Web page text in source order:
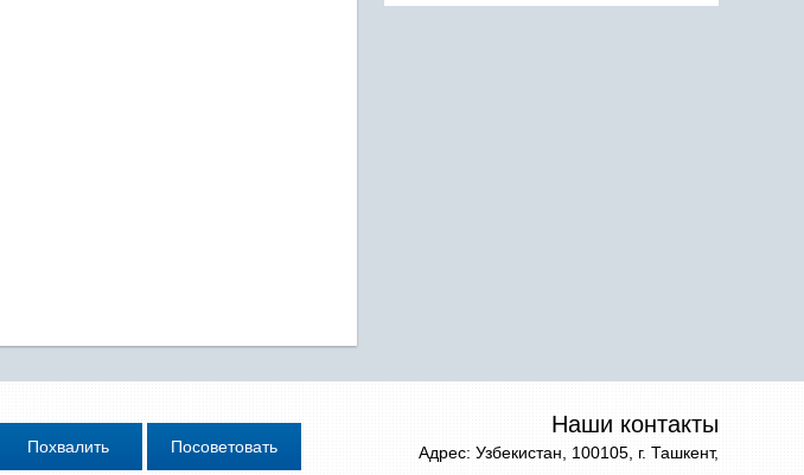
Наши контакты
Адрес: Узбекистан, 100105, г. Ташкент,